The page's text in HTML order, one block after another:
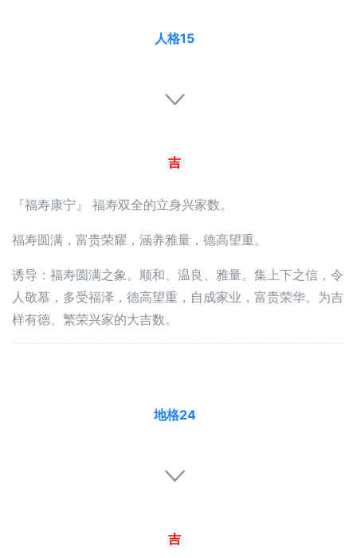
人格15
吉
『福寿康宁』 福寿双全的立身兴家数。
福寿圆满，富贵荣耀，涵养雅量，德高望重。
诱导：福寿圆满之象。顺和、温良、雅量。集上下之信，令
人敬慕，多受福泽，德高望重，自成家业，富贵荣华。为吉
样有德、繁荣兴家的大吉数。
地格24
吉